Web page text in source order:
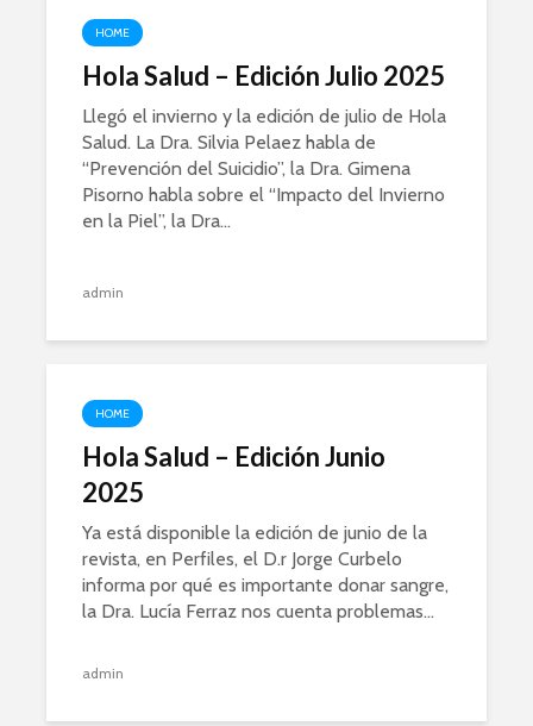
HOME
Hola Salud – Edición Julio 2025
Llegó el invierno y la edición de julio de Hola
Salud. La Dra. Silvia Pelaez habla de
“Prevención del Suicidio”, la Dra. Gimena
Pisorno habla sobre el “Impacto del Invierno
en la Piel”, la Dra...
admin
HOME
Hola Salud – Edición Junio
2025
Ya está disponible la edición de junio de la
revista, en Perfiles, el D.r Jorge Curbelo
informa por qué es importante donar sangre,
la Dra. Lucía Ferraz nos cuenta problemas...
admin